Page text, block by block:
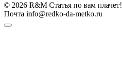
© 2026 R&M Статья по вам плачет!
Почта info@redko-da-metko.ru